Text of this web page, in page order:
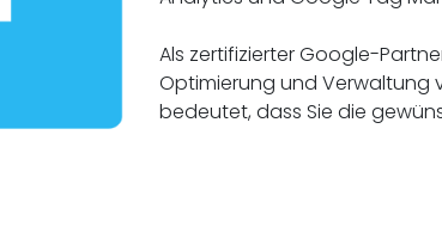
Als zertifizierter Google-
Optimierung und Verwaltung
bedeutet, dass Sie die